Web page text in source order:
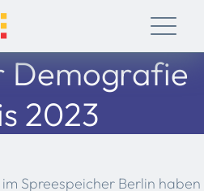
Demografie
2023
Spreespeicher Berlin haben